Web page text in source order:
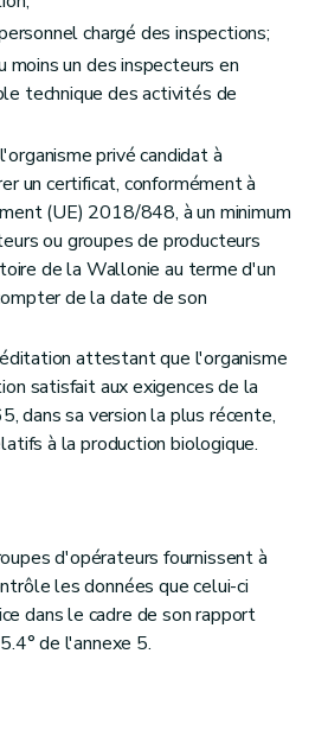
chargé des inspections;
moins un des inspecteurs en
technique des activités de
privé candidat à
un certificat, conformément à
(UE) 2018/848, à un minimum
ou groupes de producteurs
de la Wallonie au terme d'un
de la date de son
attestant que l'organisme
satisfait aux exigences de la
dans sa version la plus récente,
à la production biologique.
d'opérateurs fournissent à
les données que celui-ci
dans le cadre de son rapport
de l'annexe 5.